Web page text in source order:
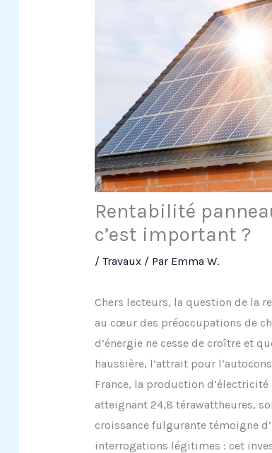
Rentabilité
c’est important ?
/ Travaux/ Par Emma W.
Chers lecteurs, la question de la
au cœur des préoccupations de
d’énergie ne cesse de croître et
haussière, l’attrait pour
France, la production
atteignant 24,8 térawattheures,
croissance fulgurante témoigne
interrogations légitimes : cet